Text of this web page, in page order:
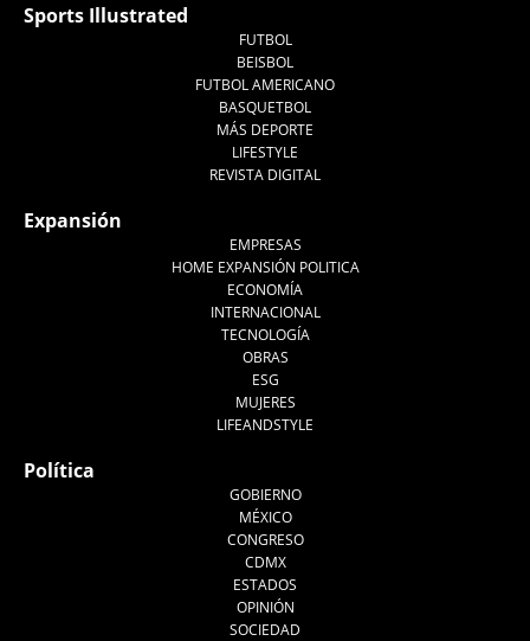
Sports Illustrated
FUTBOL
BEISBOL
FUTBOL AMERICANO
BASQUETBOL
MÁS DEPORTE
LIFESTYLE
REVISTA DIGITAL
Expansión
EMPRESAS
HOME EXPANSIÓN POLITICA
ECONOMÍA
INTERNACIONAL
TECNOLOGÍA
OBRAS
ESG
MUJERES
LIFEANDSTYLE
Política
GOBIERNO
MÉXICO
CONGRESO
CDMX
ESTADOS
OPINIÓN
SOCIEDAD